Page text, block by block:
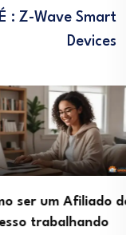
: Z-Wave Smart
Devices
ser um Afiliado de
trabalhando